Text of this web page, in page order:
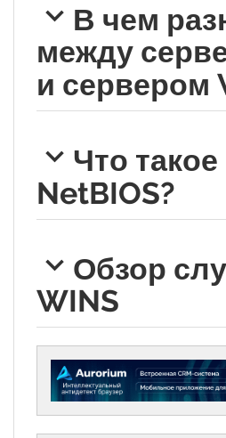
В чем
между
и сервером
Что такое
NetBIOS?
Обзор
WINS